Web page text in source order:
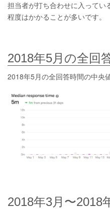
担当者が打ち合わせに入ってい
程度はかかることが多いです。
2018年5月の全回
2018年5月の全回答時間の中央
2018年3月〜2018